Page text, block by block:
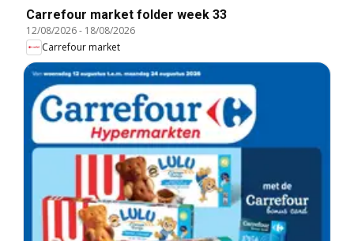
Carrefour market folder week 33
12/08/2026- 18/08/2026
Carrefour market